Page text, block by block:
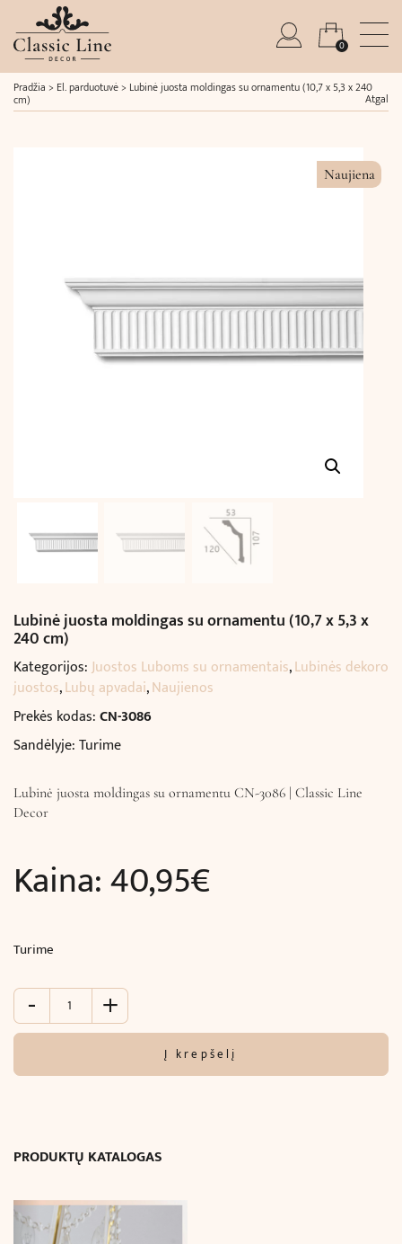
0
Pradžia > El. parduotuvė> Lubinė juosta moldingas su ornamentu (10,7 x 5,3 x 240
cm) Atgal
Naujiena
Lubinė juosta moldingas su ornamentu (10,7 x 5,3 x
240 cm)
Kategorijos:Juostos Luboms su ornamentais,Lubinės dekoro
juostos,Lubų apvadai,Naujienos
Prekės kodas:CN-3086
Sandėlyje: Turime
Lubinė juosta moldingas su ornamentu CN-3086 | Classic Line
Decor
Kaina:40,95€
Turime
-
produkto
Lubinė
moldingas
x
240
cm)
+
Į krepšelį
PRODUKTŲ KATALOGAS